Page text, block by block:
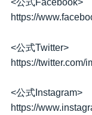
<公式Facebook>
https://
<公式Twitter>
https://twitter.com/
<公式Instagram>
https://